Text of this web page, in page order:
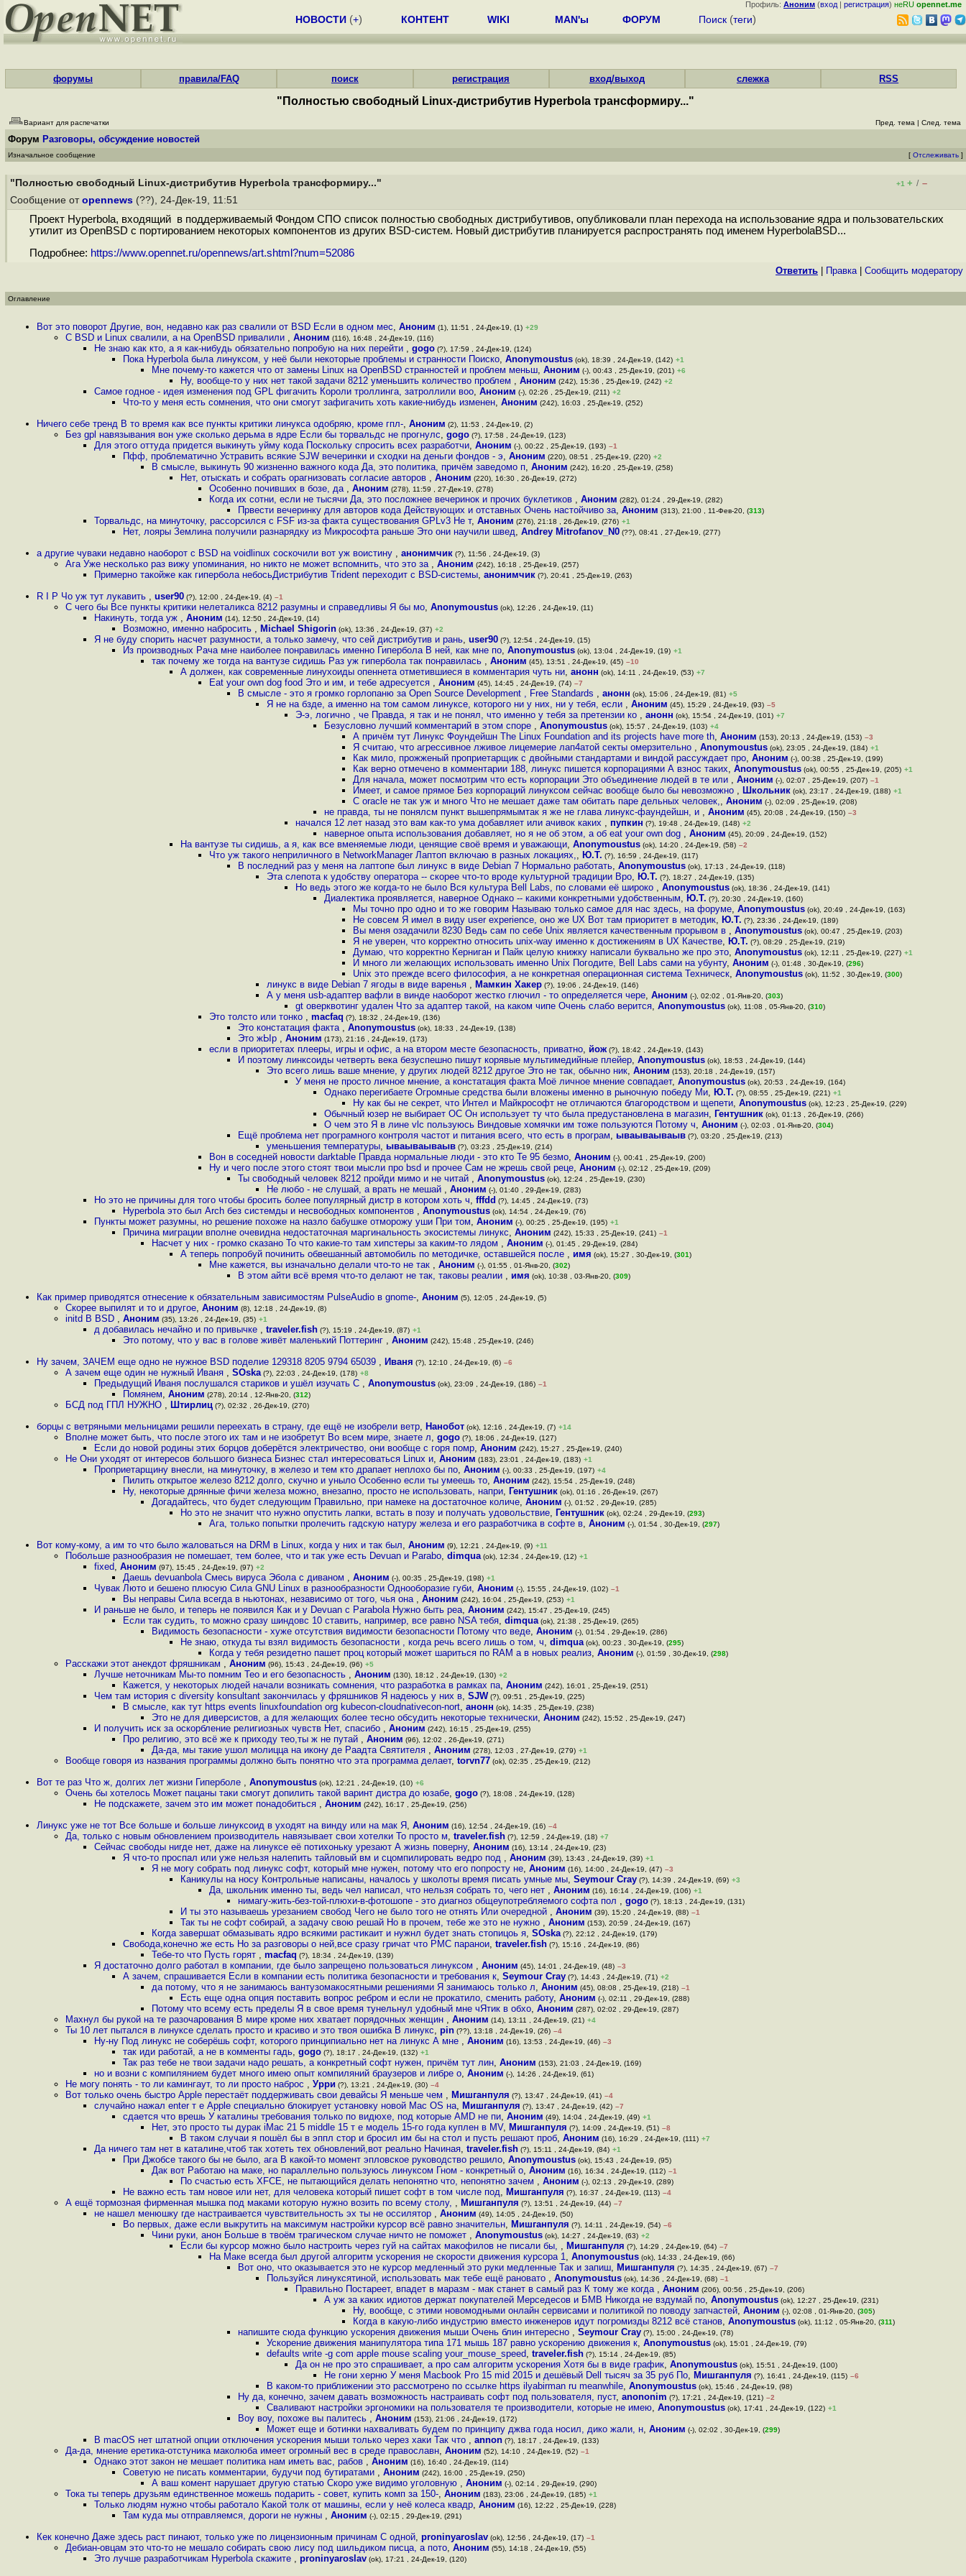
Профиль: Аноним (вход | регистрация) неRU opennet.me
НОВОСТИ (+) КОНТЕНТ WIKI MAN'ы ФОРУМ Поиск (теги)
форумы правила/FAQ поиск регистрация вход/выход слежка RSS
"Полностью свободный Linux-дистрибутив Hyperbola трансформиру..."
Вариант для распечатки Пред. тема | След. тема
Форум Разговоры, обсуждение новостей
Изначальное сообщение [ Отслеживать ]
"Полностью свободный Linux-дистрибутив Hyperbola трансформиру..." +1 + / –
Сообщение от opennews (??), 24-Дек-19, 11:51
Проект Hyperbola, входящий в поддерживаемый Фондом СПО список полностью свободных дистрибутивов, опубликовали план перехода на использование ядра и пользовательских
утилит из OpenBSD с портированием некоторых компонентов из других BSD-систем. Новый дистрибутив планируется распространять под именем HyperbolaBSD...
Подробнее: https://www.opennet.ru/opennews/art.shtml?num=52086
Ответить Правка| Cообщить модератору
Оглавление
Вот это поворот Другие, вон, недавно как раз свалили от BSD Если в одном мес, Аноним (1), 11:51 , 24-Дек-19, (1) +29
С BSD и Linux свалили, а на OpenBSD привалили , Аноним (116), 16:48 , 24-Дек-19, (116)
Не знаю как кто, а я как-нибудь обязательно попробую на них перейти , gogo (?), 17:59 , 24-Дек-19, (124)
Пока Hyperbola была линуксом, у неё были некоторые проблемы и странности Поиско, Anonymoustus (ok), 18:39 , 24-Дек-19, (142) +1
Мне почему-то кажется что от замены Linux на OpenBSD странностей и проблем меньш, Аноним (-), 00:43 , 25-Дек-19, (201) +6
Ну, вообще-то у них нет такой задачи 8212 уменьшить количество проблем , Аноним (242), 15:36 , 25-Дек-19, (242) +2
Самое годное - идея изменения под GPL фигачить Короли троллинга, затроллили воо, Аноним (-), 02:26 , 25-Дек-19, (211) +2
Что-то у меня есть сомнения, что они смогут зафигачить хоть какие-нибудь изменен, Аноним (242), 16:03 , 25-Дек-19, (252)
Ничего себе тренд В то время как все пункты критики линукса одобряю, кроме гпл-, Аноним (2), 11:53 , 24-Дек-19, (2)
Без gpl навязывания вон уже сколько дерьма в ядре Если бы торвальдс не прогнулс, gogo (?), 17:58 , 24-Дек-19, (123)
Для этого оттуда придется выкинуть уйму кода Поскольку спросить всех разработчи, Аноним (-), 00:22 , 25-Дек-19, (193) –1
Пфф, проблематично Устравить всякие SJW вечеринки и сходки на деньги фондов - э, Аноним (220), 08:51 , 25-Дек-19, (220) +2
В смысле, выкинуть 90 жизненно важного кода Да, это политика, причём заведомо п, Аноним (242), 16:20 , 25-Дек-19, (258)
Нет, отыскать и собрать орагнизовать согласие авторов , Аноним (220), 16:30 , 26-Дек-19, (272)
Особенно почивших в бозе, да , Аноним (278), 11:59 , 27-Дек-19, (278)
Когда их сотни, если не тысячи Да, это посложнее вечеринок и прочих буклетиков , Аноним (282), 01:24 , 29-Дек-19, (282)
Првести вечеринку для авторов кода Действующих и отставных Очень настойчиво за, Аноним (313), 21:00 , 11-Фев-20, (313)
Торвальдс, на минуточку, рассорсился с FSF из-за факта существования GPLv3 Не т, Аноним (276), 21:18 , 26-Дек-19, (276) +1
Нет, лояры Землина получили разнарядку из Микрософта раньше Это они научили швед, Andrey Mitrofanov_N0 (??), 08:41 , 27-Дек-19, (277)
а другие чуваки недавно наоборот с BSD на voidlinux соскочили вот уж воистину , анонимчик (?), 11:56 , 24-Дек-19, (3)
Ага Уже несколько раз вижу упоминания, но никто не может вспомнить, что это за , Аноним (242), 16:18 , 25-Дек-19, (257)
Примерно такойже как гипербола небосьДистрибутив Trident переходит с BSD-системы, анонимчик (?), 20:41 , 25-Дек-19, (263)
R I P Чо уж тут лукавить , user90 (?), 12:00 , 24-Дек-19, (4) –1
С чего бы Все пункты критики нелеталикса 8212 разумны и справедливы Я бы мо, Anonymoustus (ok), 12:26 , 24-Дек-19, (11)
Накинуть, тогда уж , Аноним (14), 12:50 , 24-Дек-19, (14)
Возможно, именно набросить , Michael Shigorin (ok), 13:36 , 24-Дек-19, (37) +2
Я не буду спорить насчет разумности, а только замечу, что сей дистрибутив и рань, user90 (?), 12:54 , 24-Дек-19, (15)
Из производных Рача мне наиболее понравилась именно Гипербола В ней, как мне по, Anonymoustus (ok), 13:04 , 24-Дек-19, (19) +1
так почему же тогда на вантузе сидишь Раз уж гипербола так понравилась , Аноним (45), 13:51 , 24-Дек-19, (45) –10
А должен, как современные линухоиды опеннета отметившиеся в комментария чуть ни, анонн (ok), 14:11 , 24-Дек-19, (53) +7
Eat your own dog food Это и им, и тебе адресуется , Аноним (45), 14:45 , 24-Дек-19, (74) –7
В смысле - это я громко горлопаню за Open Source Development , Free Standards , анонн (ok), 15:06 , 24-Дек-19, (81) +5
Я не на бзде, а именно на том самом линуксе, которого ни у них, ни у тебя, если , Аноним (45), 15:29 , 24-Дек-19, (93) –5
Э-э, логично , че Правда, я так и не понял, что именно у тебя за претензии ко , анонн (ok), 15:54 , 24-Дек-19, (101) +7
Безусловно лучший комментарий в этом споре , Anonymoustus (ok), 15:57 , 24-Дек-19, (103) +4
А причём тут Линукс Фоундейшн The Linux Foundation and its projects have more th, Аноним (153), 20:13 , 24-Дек-19, (153) –3
Я считаю, что агрессивное лживое лицемерие лап4атой секты омерзительно , Anonymoustus (ok), 23:05 , 24-Дек-19, (184) +1
Как мило, прожженый проприетарщик с двойными стандартами и виндой рассуждает про, Аноним (-), 00:38 , 25-Дек-19, (199)
Как верно отмечено в комментарии 188, линукс пишется корпорациями А взнос таких, Anonymoustus (ok), 00:55 , 25-Дек-19, (205) +1
Для начала, может посмотрим что есть корпорации Это объединение людей в те или , Аноним (-), 02:07 , 25-Дек-19, (207) –1
Имеет, и самое прямое Без корпораций линуксом сейчас вообще было бы невозможно , Школьник (ok), 23:17 , 24-Дек-19, (188) +1
С oracle не так уж и много Что не мешает даже там обитать паре дельных человек,, Аноним (-), 02:09 , 25-Дек-19, (208)
не правда, ты не понялсм пункт вышепрямымтак я же не глава линукс-фаундейшн, и , Аноним (45), 20:08 , 24-Дек-19, (150) –3
начался 12 лет назад это вам как-то ума добавляет или ачивок каких , пупкин (?), 19:48 , 24-Дек-19, (148) +2
наверное опыта использования добавляет, но я не об этом, а об eat your own dog , Аноним (45), 20:09 , 24-Дек-19, (152)
На вантузе ты сидишь, а я, как все вменяемые люди, ценящие своё время и уважающи, Anonymoustus (ok), 14:20 , 24-Дек-19, (58) –2
Что уж такого неприличного в NetworkManager Лаптоп включаю в разных локациях,, Ю.Т. (?), 16:59 , 24-Дек-19, (117)
В последний раз у меня на лаптопе был линукс в виде Debian 7 Нормально работать, Anonymoustus (ok), 17:13 , 24-Дек-19, (118)
Эта слепота к удобству оператора -- скорее что-то вроде культурной традиции Вро, Ю.Т. (?), 18:27 , 24-Дек-19, (135)
Но ведь этого же когда-то не было Вся культура Bell Labs, по словами её широко , Anonymoustus (ok), 18:36 , 24-Дек-19, (141)
Диалектика проявляется, наверное Однако -- какими конкретными удобственным, Ю.Т. (?), 20:30 , 24-Дек-19, (160)
Мы точно про одно и то же говорим Называю только самое для нас здесь, на форуме, Anonymoustus (ok), 20:49 , 24-Дек-19, (163)
Не совсем Я имел в виду user experience, оно же UX Вот там приоритет в методик, Ю.Т. (?), 23:36 , 24-Дек-19, (189)
Вы меня озадачили 8230 Ведь сам по себе Unix является качественным прорывом в , Anonymoustus (ok), 00:47 , 25-Дек-19, (203)
Я не уверен, что корректно относить unix-way именно к достижениям в UX Качестве, Ю.Т. (?), 08:29 , 25-Дек-19, (219)
Думаю, что корректно Керниган и Пайк целую книжку написали буквально же про это, Anonymoustus (ok), 12:11 , 25-Дек-19, (227) +1
И много ли желающих использовать именно Unix Погодите, Bell Labs сами на убунту, Аноним (-), 01:48 , 30-Дек-19, (296)
Unix это прежде всего философия, а не конкретная операционная система Техническ, Anonymoustus (ok), 11:52 , 30-Дек-19, (300)
линукс в виде Debian 7 ягоды в виде варенья , Мамкин Хакер (?), 19:06 , 24-Дек-19, (146)
А у меня usb-адаптер вафли в винде наоборот жестко глючил - то определяется чере, Аноним (-), 02:02 , 01-Янв-20, (303)
gt оверквотинг удален Что за адаптер такой, на каком чипе Очень слабо верится, Anonymoustus (ok), 11:08 , 05-Янв-20, (310)
Это толсто или тонко , macfaq (?), 18:32 , 24-Дек-19, (136)
Это констатация факта , Anonymoustus (ok), 18:33 , 24-Дек-19, (138)
Это жЫр , Аноним (173), 21:16 , 24-Дек-19, (173)
если в приоритетах плееры, игры и офис, а на втором месте безопасность, приватно, йож (?), 18:42 , 24-Дек-19, (143)
И поэтому линксоиды четверть века безуспешно пишут корявые мультимедийные плейер, Anonymoustus (ok), 18:53 , 24-Дек-19, (144)
Это всего лишь ваше мнение, у других людей 8212 другое Это не так, обычно ник, Аноним (153), 20:18 , 24-Дек-19, (157)
У меня не просто личное мнение, а констатация факта Моё личное мнение совпадает, Anonymoustus (ok), 20:53 , 24-Дек-19, (164)
Однако перегибаете Огромные средства были вложены именно в рыночную победу Ми, Ю.Т. (?), 08:55 , 25-Дек-19, (221) +1
Ну как бы не секрет, что Интел и Майкрософт не отличаются благородством и щепети, Anonymoustus (ok), 12:23 , 25-Дек-19, (229)
Обычный юзер не выбирает ОС Он использует ту что была предустановлена в магазин, Гентушник (ok), 01:13 , 26-Дек-19, (266)
О чем это Я в лине vlc пользуюсь Виндовые хомячки им тоже пользуются Потому ч, Аноним (-), 02:03 , 01-Янв-20, (304)
Ещё проблема нет програмного контроля частот и питания всего, что есть в програм, ываываываыв (?), 03:20 , 25-Дек-19, (213)
уменьшения температуры, ываываываыв (?), 03:23 , 25-Дек-19, (214)
Вон в соседней новости darktable Правда нормальные люди - это кто Те 95 безмо, Аноним (-), 00:41 , 25-Дек-19, (200)
Ну и чего после этого стоят твои мысли про bsd и прочее Сам не жрешь свой реце, Аноним (-), 02:12 , 25-Дек-19, (209)
Ты свободный человек 8212 пройди мимо и не читай , Anonymoustus (ok), 12:24 , 25-Дек-19, (230)
Не любо - не слушай, а врать не мешай , Аноним (-), 01:40 , 29-Дек-19, (283)
Но это не причины для того чтобы бросить более популярный дистр в котором хоть ч, fffdd (?), 14:45 , 24-Дек-19, (73)
Hyperbola это был Arch без системды и несвободных компонентов , Anonymoustus (ok), 14:54 , 24-Дек-19, (76)
Пункты может разумны, но решение похоже на назло бабушке отморожу уши При том, Аноним (-), 00:25 , 25-Дек-19, (195) +1
Причина миграции вполне очевидна недостаточная маргинальность экосистемы линукс, Аноним (242), 15:33 , 25-Дек-19, (241) –1
Насчет у них - громко сказано То что какие-то там хипстеры за каким-то лядом , Аноним (-), 01:45 , 29-Дек-19, (284)
А теперь попробуй починить обвешанный автомобиль по методичке, оставшейся после , имя (ok), 15:27 , 30-Дек-19, (301)
Мне кажется, вы изначально делали что-то не так , Аноним (-), 01:55 , 01-Янв-20, (302)
В этом айти всё время что-то делают не так, таковы реалии , имя (ok), 10:38 , 03-Янв-20, (309)
Как пример приводятся отнесение к обязательным зависимостям PulseAudio в gnome-, Аноним (5), 12:05 , 24-Дек-19, (5)
Скорее выпилят и то и другое, Аноним (8), 12:18 , 24-Дек-19, (8)
initd В BSD , Аноним (35), 13:26 , 24-Дек-19, (35) +1
д добавилась нечайно и по привычке , traveler.fish (?), 15:19 , 24-Дек-19, (87) +1
Это потому, что у вас в голове живёт маленький Поттеринг , Аноним (242), 15:48 , 25-Дек-19, (246)
Ну зачем, ЗАЧЕМ еще одно не нужное BSD поделие 129318 8205 9794 65039 , Иваня (?), 12:10 , 24-Дек-19, (6) –6
А зачем еще один не нужный Иваня , SOska (?), 22:03 , 24-Дек-19, (178) +8
Предыдущий Иваня послушался стариков и ушёл изучать С , Anonymoustus (ok), 23:09 , 24-Дек-19, (186) –1
Помянем, Аноним (278), 20:14 , 12-Янв-20, (312)
БСД под ГПЛ НУЖНО , Штирлиц (?), 02:32 , 26-Дек-19, (270)
борцы с ветряными мельницами решили переехать в страну, где ещё не изобрели ветр, Нанобот (ok), 12:16 , 24-Дек-19, (7) +14
Вполне может быть, что после этого их там и не изобретут Во всем мире, знаете л, gogo (?), 18:06 , 24-Дек-19, (127)
Если до новой родины этих борцов доберётся электричество, они вообще с горя помр, Аноним (242), 15:27 , 25-Дек-19, (240)
Не Они уходят от интересов большого бизнеса Бизнес стал интересоваться Linux и, Аноним (183), 23:01 , 24-Дек-19, (183) +1
Проприетарщину внесли, на минуточку, в железо и тем кто драпает неплохо бы по, Аноним (-), 00:33 , 25-Дек-19, (197) +4
Пилить открытое железо 8212 долго, скучно и уныло Особенно если ты умеешь то, Аноним (242), 15:54 , 25-Дек-19, (248)
Ну, некоторые дрянные фичи железа можно, внезапно, просто не использовать, напри, Гентушник (ok), 01:16 , 26-Дек-19, (267)
Догадайтесь, что будет следующим Правильно, при намеке на достаточное количе, Аноним (-), 01:52 , 29-Дек-19, (285)
Но это не значит что нужно опустить лапки, встать в позу и получать удовольствие, Гентушник (ok), 02:24 , 29-Дек-19, (293)
Ага, только попытки пролечить гадскую натуру железа и его разработчика в софте в, Аноним (-), 01:54 , 30-Дек-19, (297)
Вот кому-кому, а им то что было жаловаться на DRM в Linux, когда у них и так был, Аноним (9), 12:21 , 24-Дек-19, (9) +11
Побольше разнообразия не помешает, тем более, что и так уже есть Devuan и Parabo, dimqua (ok), 12:34 , 24-Дек-19, (12) +1
fixed, Аноним (97), 15:45 , 24-Дек-19, (97) +2
Даешь devuanbola Смесь вируса Эбола с диваном , Аноним (-), 00:35 , 25-Дек-19, (198) +1
Чувак Люто и бешено плюсую Сила GNU Linux в разнообразности Однооборазие губи, Аноним (-), 15:55 , 24-Дек-19, (102) –1
Вы неправы Сила всегда в ньютонах, независимо от того, чья она , Аноним (242), 16:04 , 25-Дек-19, (253) +1
И раньше не было, и теперь не появился Как и у Devuan с Parabola Нужно быть реа, Аноним (242), 15:47 , 25-Дек-19, (245)
Если так судить, то можно сразу шиндовс 10 ставить, например, все равно NSA тебя, dimqua (ok), 21:38 , 25-Дек-19, (265)
Видимость безопасности - хуже отсутствия видимости безопасности Потому что веде, Аноним (-), 01:54 , 29-Дек-19, (286)
Не знаю, откуда ты взял видимость безопасности , когда речь всего лишь о том, ч, dimqua (ok), 00:23 , 30-Дек-19, (295)
Когда у тебя резидетно пашет проц который может шариться по RAM а в новых реализ, Аноним (-), 01:59 , 30-Дек-19, (298)
Расскажи этот анекдот фряшникам , Аноним (96), 15:43 , 24-Дек-19, (96) +5
Лучше неточникам Мы-то помним Тео и его безопасность , Аноним (130), 18:12 , 24-Дек-19, (130) +2
Кажется, у некоторых людей начали возникать сомнения, что разработка в рамках па, Аноним (242), 16:01 , 25-Дек-19, (251)
Чем там история с diversity konsultant закончилась у фряшников Я надеюсь у них в, SJW (?), 09:51 , 25-Дек-19, (225)
В смысле, как тут https events linuxfoundation org kubecon-cloudnativecon-nort, анонн (ok), 14:35 , 25-Дек-19, (238)
Это не для диверсистов, а для желающих более тесно обсудить некоторые технически, Аноним (242), 15:52 , 25-Дек-19, (247)
И получить иск за оскорбление религиозных чувств Нет, спасибо , Аноним (242), 16:15 , 25-Дек-19, (255)
Про религию, это всё же к приходу тео,ты ж не путай , Аноним (96), 12:02 , 26-Дек-19, (271)
Да-да, мы такие ушол молицца на икону де Раадта Святителя , Аноним (278), 12:03 , 27-Дек-19, (279) +1
Вообще говоря из названия программы должно быть понятно что эта программа делает, torvn77 (ok), 02:35 , 25-Дек-19, (212)
Вот те раз Что ж, долгих лет жизни Гиперболе , Anonymoustus (ok), 12:21 , 24-Дек-19, (10) +6
Очень бы хотелось Может пацаны таки смогут допилить такой варинт дистра до юзабе, gogo (?), 18:08 , 24-Дек-19, (128)
Не подскажете, зачем это им может понадобиться , Аноним (242), 16:17 , 25-Дек-19, (256)
Линукс уже не тот Все больше и больше линуксоид в уходят на винду или на мак Я, Аноним (16), 12:54 , 24-Дек-19, (16) –4
Да, только с новым обновлением производитель навязывает свои хотелки То просто м, traveler.fish (?), 12:59 , 24-Дек-19, (18) +7
Сейчас свободы нигде нет, даже на линуксе её потихоньку урезают А жизнь поверну, Аноним (16), 13:14 , 24-Дек-19, (23)
Я что-то проспал или уже нельзя налепить тайловый вм и сцомпилировать ведро под , Аноним (39), 13:43 , 24-Дек-19, (39) +1
Я не могу собрать под линукс софт, который мне нужен, потому что его попросту не, Аноним (16), 14:00 , 24-Дек-19, (47) –3
Каникулы на носу Контрольные написаны, началось у школоты время писать умные мы, Seymour Cray (?), 14:39 , 24-Дек-19, (69) +3
Да, школьник именно ты, ведь чел написал, что нельзя собрать то, чего нет , Аноним (16), 16:14 , 24-Дек-19, (106) +1
нимагу-жить-без-той-плюхи-в-фотошопе - это диагноз общеупотребляемого софта пол , gogo (?), 18:13 , 24-Дек-19, (131)
И ты это называешь урезанием свобод Чего не было того не отнять Или очередной , Аноним (39), 15:20 , 24-Дек-19, (88) –1
Так ты не софт собирай, а задачу свою решай Но в прочем, тебе же это не нужно , Аноним (153), 20:59 , 24-Дек-19, (167)
Когда завершат обмазывать ядро всякими растикаит и нужнл будет знать стопицоь я, SOska (?), 22:12 , 24-Дек-19, (179)
Свобода,конечно же есть Но за разговоры о ней,все сразу гричат что РМС паранои, traveler.fish (?), 15:16 , 24-Дек-19, (86)
Тебе-то что Пусть горят , macfaq (?), 18:34 , 24-Дек-19, (139)
Я достаточно долго работал в компании, где было запрещено пользоваться линуксом , Аноним (45), 14:01 , 24-Дек-19, (48) –3
А зачем, спрашивается Если в компании есть политика безопасности и требования к, Seymour Cray (?), 14:43 , 24-Дек-19, (71) +2
да потому, что я не занимаюсь вантузомакосятными решениями Я занимаюсь только л, Аноним (45), 08:08 , 25-Дек-19, (218) –1
Есть еще одна опция поставить вопрос ребром и если не прокатило, сменить работу, Аноним (-), 02:11 , 29-Дек-19, (288)
Потому что всему есть пределы Я в свое время тунельнул удобный мне чЯтик в обхо, Аноним (287), 02:02 , 29-Дек-19, (287)
Махнул бы рукой на те разочарования В мире кроме них хватает порядочных женщин , Аноним (14), 13:11 , 24-Дек-19, (21) +4
Ты 10 лет пытался в линуксе сделать просто и красиво и это твоя ошибка В линукс, pin (??), 13:18 , 24-Дек-19, (26) –4
Ну-ну Под линукс не соберёшь софт, которого принципиально нет на линукс А мне , Аноним (16), 13:53 , 24-Дек-19, (46) –3
так иди работай, а не в комменты гадь, gogo (?), 18:17 , 24-Дек-19, (132) +1
Так раз тебе не твои задачи надо решать, а конкретный софт нужен, причём тут лин, Аноним (153), 21:03 , 24-Дек-19, (169)
но и возни с компилянием будет много имею опыт компиляний браузеров и либре о, Аноним (-), 14:26 , 24-Дек-19, (61)
Не могу понять - то ли камингаут, то ли просто наброс , Урри (?), 13:21 , 24-Дек-19, (30) –4
Вот только очень быстро Apple перестаёт поддерживать свои девайсы Я меньше чем , Мишганпуля (?), 13:47 , 24-Дек-19, (41) –4
случайно нажал enter т е Apple специально блокирует установку новой Mac OS на, Мишганпуля (?), 13:47 , 24-Дек-19, (42) –7
сдается что врешь У каталины требования только по видюхе, под которые AMD не пи, Аноним (49), 14:04 , 24-Дек-19, (49) +1
Нет, это просто ты дурак iMac 21 5 middle 15 т е модель 15-го года куплен в MV, Мишганпуля (?), 14:09 , 24-Дек-19, (51) –8
В таком случаи я пошёл бы в эппл стор и бросил им бы на стол и пусть решают проб, Аноним (16), 16:29 , 24-Дек-19, (111) +7
Да ничего там нет в каталине,чтоб так хотеть тех обновлений,вот реально Начиная, traveler.fish (?), 15:11 , 24-Дек-19, (84) +1
При Джобсе такого бы не было, ага В какой-то момент эпловское руководство решило, Anonymoustus (ok), 15:43 , 24-Дек-19, (95)
Дак вот Работаю на маке, но параллельно пользуюсь линуксом Гном - конкретный о, Аноним (16), 16:34 , 24-Дек-19, (112) –1
По счастью есть XFCE, не пытающийся делать непонятно что, непонятно зачем , Аноним (-), 02:13 , 29-Дек-19, (289)
Не важно есть там новое или нет, для человека который пишет софт в том числе под, Мишганпуля (?), 16:37 , 24-Дек-19, (113) –4
А ещё тормозная фирменная мышка под маками которую нужно возить по всему столу, , Мишганпуля (?), 13:51 , 24-Дек-19, (44) –7
не нашел менюшку где настраивается чувствительность эх ты не оссилятор , Аноним (49), 14:05 , 24-Дек-19, (50)
Во первых, даже если выкрутить на максимум настройки курсор всё равно значительн, Мишганпуля (?), 14:11 , 24-Дек-19, (54) –6
Чини руки, анон Больше в твоём трагическом случае ничто не поможет , Anonymoustus (ok), 14:27 , 24-Дек-19, (63) +2
Если бы курсор можно было настроить через гуй на сайтах макофилов не писали бы, , Мишганпуля (?), 14:29 , 24-Дек-19, (64) –7
На Маке всегда был другой алгоритм ускорения не скорости движения курсора 1, Anonymoustus (ok), 14:33 , 24-Дек-19, (66)
Вот оно, что оказывается это не курсор медленный это руки медленные Так и запиш, Мишганпуля (?), 14:35 , 24-Дек-19, (67) –7
Пользуйся линуксятиной, использовать мак тебе ещё рановато , Anonymoustus (ok), 14:36 , 24-Дек-19, (68) –1
Правильно Постареет, впадет в маразм - мак станет в самый раз К тому же когда , Аноним (206), 00:56 , 25-Дек-19, (206)
А уж за каких идиотов держат покупателей Мерседесов и БМВ Никогда не вздумай по, Anonymoustus (ok), 12:27 , 25-Дек-19, (231)
Ну, вообще, с этими новомодными онлайн сервисами и политикой по поводу запчастей, Аноним (-), 02:08 , 01-Янв-20, (305)
Когда в какую-либо индустрию вместо инженеров идут погромизды 8212 всё станов, Anonymoustus (ok), 11:12 , 05-Янв-20, (311)
напишите сюда функцию ускорения движения мыши Очень блин интересно , Seymour Cray (?), 15:00 , 24-Дек-19, (78)
Ускорение движения манипулятора типа 171 мышь 187 равно ускорению движения к, Anonymoustus (ok), 15:01 , 24-Дек-19, (79)
defaults write -g com apple mouse scaling your_mouse_speed, traveler.fish (?), 15:14 , 24-Дек-19, (85)
Да он не про это спрашивает, а про сам алгоритм ускорения Хотя бы в виде график, Anonymoustus (ok), 15:51 , 24-Дек-19, (100)
Не гони херню У меня Macbook Pro 15 mid 2015 и дешёвый Dell тысяч за 35 руб По, Мишганпуля (?), 16:41 , 24-Дек-19, (115) –6
В каком-то приближении это рассмотрено по ссылке https ilyabirman ru meanwhile, Anonymoustus (ok), 15:46 , 24-Дек-19, (98)
Ну да, конечно, зачем давать возможность настраивать софт под пользователя, пуст, anononim (?), 17:21 , 24-Дек-19, (121) –2
Сваливают настройки эргономики на пользователя те производители, которые не имею, Anonymoustus (ok), 17:41 , 24-Дек-19, (122) +1
Воу воу, похоже вы палитесь , Аноним (153), 21:06 , 24-Дек-19, (172)
Может еще и ботинки нахваливать будем по принципу джва года носил, дико жали, н, Аноним (-), 02:02 , 30-Дек-19, (299)
В macOS нет штатной опции отключения ускорения мыши только через хаки Так что , annon (?), 18:17 , 24-Дек-19, (133)
Да-да, мнение еретика-отстуника маколюба имеет огромный вес в среде православн, Аноним (52), 14:10 , 24-Дек-19, (52) –1
Однако этот закон не мешает политика нам иметь вас, рабов , Аноним (16), 16:40 , 24-Дек-19, (114)
Советую не писать комментарии, будучи под бутиратами , Аноним (242), 16:00 , 25-Дек-19, (250)
А ваш комент нарушает другую статью Скоро уже видимо уголовную , Аноним (-), 02:14 , 29-Дек-19, (290)
Тока ты теперь друзьям единственное можешь подарить - совет, купить комп за 150-, Аноним (183), 23:06 , 24-Дек-19, (185) +1
Только людям нужно чтобы работало Какой толк от машины, если у неё колеса квадр, Аноним (16), 12:22 , 25-Дек-19, (228)
Там куда мы отправляемся, дороги не нужны , Аноним (-), 02:15 , 29-Дек-19, (291)
Кек конечно Даже здесь раст пинают, только уже по лицензионным причинам С одной, proninyaroslav (ok), 12:56 , 24-Дек-19, (17) –1
Дебиан-овцам это что-то не мешало собирать свою лису под шильдиком писца, а пото, Аноним (55), 14:18 , 24-Дек-19, (55)
Это лучше разработчикам Hyperbola скажите , proninyaroslav (ok), 17:21 , 24-Дек-19, (120)